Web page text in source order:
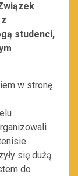
studenci,
w stronę
się dużą
do